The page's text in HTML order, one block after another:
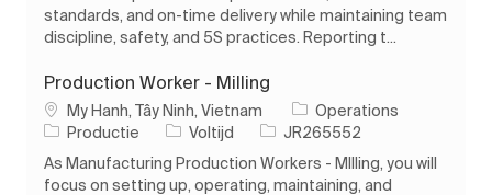
standards, and on-time delivery while maintaining team
discipline, safety, and 5S practices. Reporting t...
Production Worker - Milling
PlaatsMy Hanh, Tây Ninh, Vietnam
Operations
Categorie
Productie Soort baan
Voltijd Taak-ID
JR265552
As Manufacturing Production Workers - MIlling, you will
focus on setting up, operating, maintaining, and